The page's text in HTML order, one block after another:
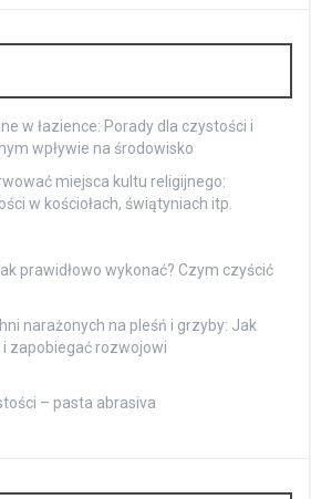
w łazience: Porady dla czystości i
wpływie na środowisko
miejsca kultu religijnego:
w kościołach, świątyniach itp.
prawidłowo wykonać? Czym czyścić
narażonych na pleśń i grzyby: Jak
zapobiegać rozwojowi
– pasta abrasiva